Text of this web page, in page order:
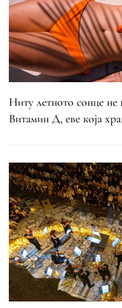
Ниту летното сонце не
Витамин Д, еве која